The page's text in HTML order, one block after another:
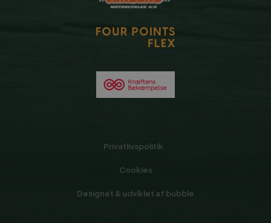
Privatlivspolitik
Cookies
Designet & udviklet af bubble